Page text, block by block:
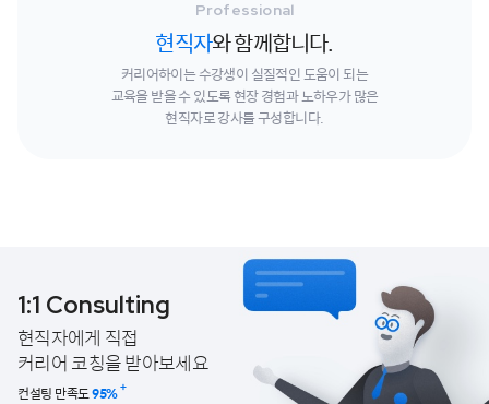
Professional
현직자와 함께합니다.
커리어하이는 수강생이 실질적인 도움이 되는
교육을 받을 수 있도록현장 경험과 노하우가 많은
현직자로 강사를 구성합니다.
1:1 Consulting
현직자에게 직접
커리어 코칭을 받아보세요
컨설팅 만족도95%+